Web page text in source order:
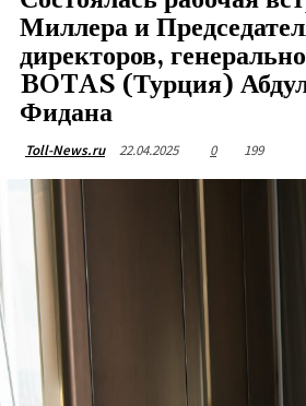
Миллера и
директоров,
BOTAS (Турция)
Фидана
Toll-News.ru 22.04.2025 0 199